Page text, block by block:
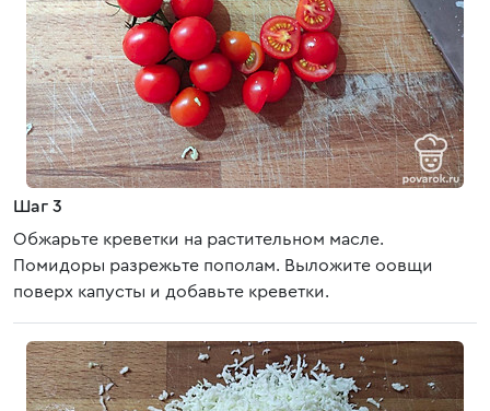
Шаг 3
Обжарьте креветки на растительном масле.
Помидоры разрежьте пополам. Выложите оовщи
поверх капусты и добавьте креветки.